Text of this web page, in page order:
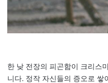
한 낮 전장의 피곤함이 크리스
니다. 정작 자신들의 증오로 쌓